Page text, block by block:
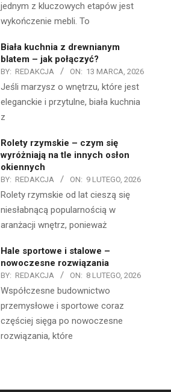
jednym z kluczowych etapów jest
wykończenie mebli. To
Biała kuchnia z drewnianym
blatem – jak połączyć?
BY: REDAKCJA ON: 13 MARCA, 2026
Jeśli marzysz o wnętrzu, które jest
eleganckie i przytulne, biała kuchnia
z
Rolety rzymskie – czym się
wyróżniają na tle innych osłon
okiennych
BY: REDAKCJA ON: 9 LUTEGO, 2026
Rolety rzymskie od lat cieszą się
niesłabnącą popularnością w
aranżacji wnętrz, ponieważ
Hale sportowe i stalowe –
nowoczesne rozwiązania
BY: REDAKCJA ON: 8 LUTEGO, 2026
Współczesne budownictwo
przemysłowe i sportowe coraz
częściej sięga po nowoczesne
rozwiązania, które